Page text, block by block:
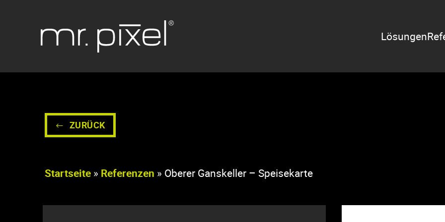
Lösungen
Zeige
ZURÜCK
Startseite » Referenzen » Oberer Ganskeller – Speisekarte